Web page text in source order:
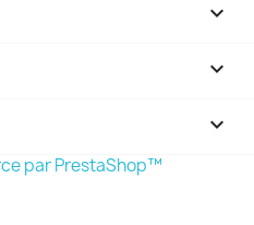


keyboard_arrow_down
par PrestaShop™